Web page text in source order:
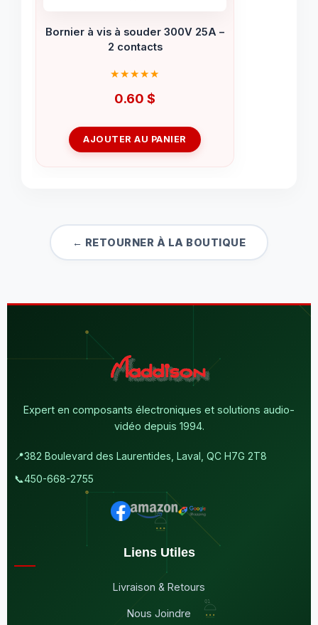
Bornier à vis à souder 300V 25A –
2 contacts
0.60 $
AJOUTER AU PANIER
← RETOURNER À LA BOUTIQUE
Expert en composants électroniques et solutions audio-
vidéo depuis 1994.
📍382 Boulevard des Laurentides, Laval, QC H7G 2T8
📞450-668-2755
Liens Utiles
Livraison & Retours
Nous Joindre